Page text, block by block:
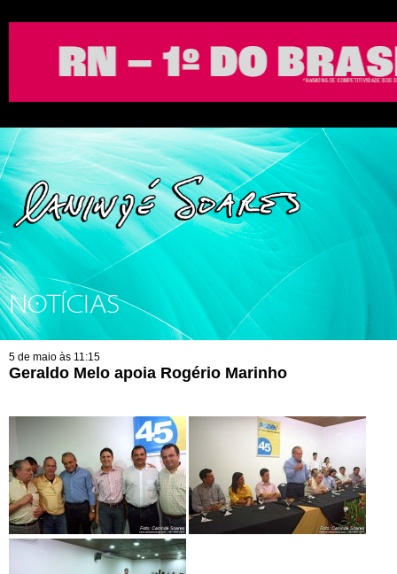
NOTÍCIAS
5 de maio às 11:15
Geraldo Melo apoia Rogério Marinho